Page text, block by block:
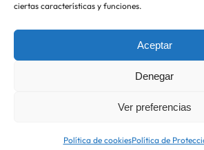
ciertas características y funciones.
Aceptar
Denegar
Ver preferencias
Política de cookiesPolítica de
Política de Privacidad Política
Copyright 2026 Zootropo Studio S.L. | All